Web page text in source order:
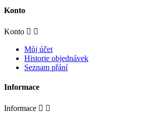
Konto
Konto  
Můj účet
Historie objednávek
Seznam přání
Informace
Informace  